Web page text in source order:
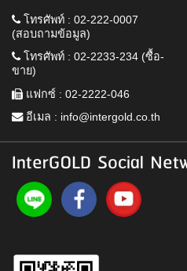
โทรศัพท์ : 02-222-0007
(สอบถามข้อมูล)
โทรศัพท์ : 02-2233-234 (ซื้อ-
ขาย)
แฟกซ์ : 02-2222-046
อีเมล : info@intergold.co.th
InterGOLD Social